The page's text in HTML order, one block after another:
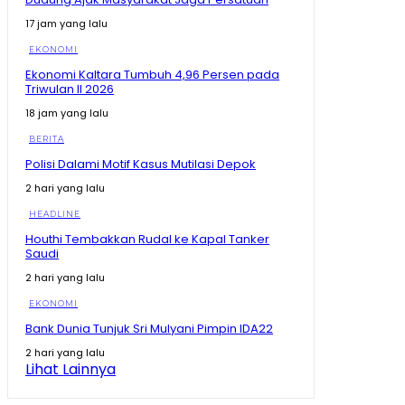
Baru Terus Meningkat #shorts #trending
01:02
Presiden Prabowo Bandingkan Indonesia dengan
Cape Verde
#trending
#trending
00:37
Baliknya Minta Izin Tambang #shorts #trending
Menang Tagih Tambang
Prabowo Singgung Erick Thohir Soal Timnas Gagal ke
09:07
17 jam yang lalu
EKONOMI
Ekonomi Kaltara Tumbuh 4,96 Persen pada
Triwulan II 2026
18 jam yang lalu
BERITA
Polisi Dalami Motif Kasus Mutilasi Depok
2 hari yang lalu
HEADLINE
Houthi Tembakkan Rudal ke Kapal Tanker
Saudi
2 hari yang lalu
EKONOMI
Bank Dunia Tunjuk Sri Mulyani Pimpin IDA22
2 hari yang lalu
Lihat Lainnya